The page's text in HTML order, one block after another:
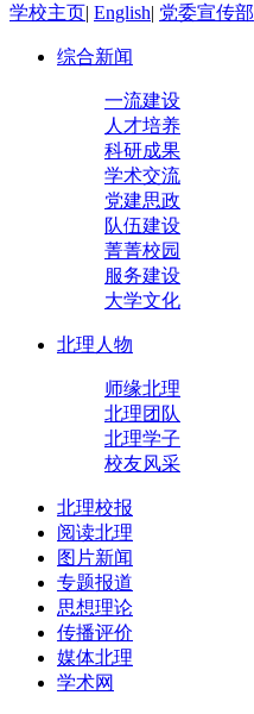
学校主页| English| 党委宣传部
综合新闻
一流建设
人才培养
科研成果
学术交流
党建思政
队伍建设
菁菁校园
服务建设
大学文化
北理人物
师缘北理
北理团队
北理学子
校友风采
北理校报
阅读北理
图片新闻
专题报道
思想理论
传播评价
媒体北理
学术网